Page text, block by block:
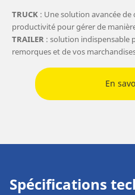
TRUCK : Une solution avancée
productivité pour gérer de
TRAILER : solution indispensable
remorques et de vos
En
Spécifications